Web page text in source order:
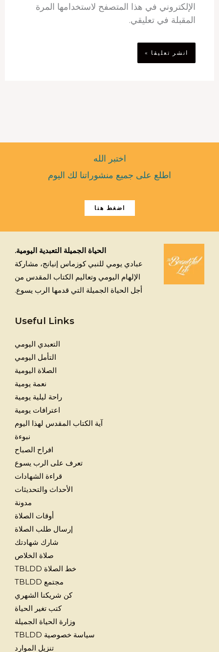
الإلكتروني في هذا المتصفح لاستخدامها المرة
المقبلة في تعليقي.
اختبر الله
اطلع على جميع منشوراتنا لك اليوم
اضغط هنا
الحياة الجميلة التعبدية اليومية.
عبادي يومي للنبي كوزماس إنيانج، مشاركة
الإلهام اليومي وتعاليم الكتاب المقدس من
أجل الحياة الجميلة التي قدمها الرب يسوع.
Useful Links
التعبدي اليومي
التأمل اليومي
الصلاة اليومية
نعمة يومية
راحة ليلية يومية
اعترافات يومية
آية الكتاب المقدس لهذا اليوم
نبوءة
افراح الصباح
تعرف على الرب يسوع
قراءة الشهادات
الأحداث والتحديثات
مدونة
أوقات الصلاة
إرسال طلب الصلاة
شارك شهادتك
صلاة الخلاص
خط الصلاة TBLDD
مجتمع TBLDD
كن شريكنا الشهري
كتب تغير الحياة
وزارة الحياة الجميلة
سياسة خصوصية TBLDD
تنزيل الموارد